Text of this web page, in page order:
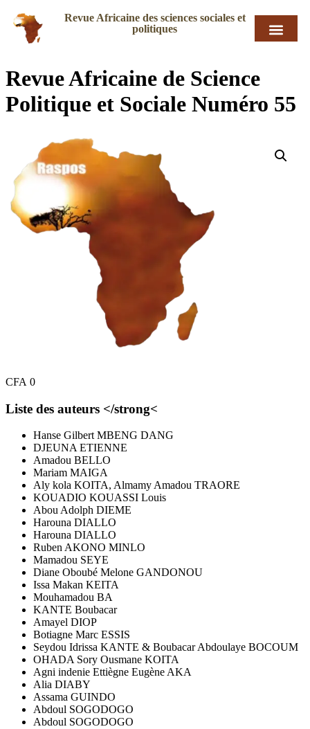
Revue Africaine des sciences sociales et
politiques
Revue Africaine de Science
Politique et Sociale Numéro 55
CFA 0
Liste des auteurs </strong<
Hanse Gilbert MBENG DANG
DJEUNA ETIENNE
Amadou BELLO
Mariam MAIGA
Aly kola KOITA, Almamy Amadou TRAORE
KOUADIO KOUASSI Louis
Abou Adolph DIEME
Harouna DIALLO
Harouna DIALLO
Ruben AKONO MINLO
Mamadou SEYE
Diane Oboubé Melone GANDONOU
Issa Makan KEITA
Mouhamadou BA
KANTE Boubacar
Amayel DIOP
Botiagne Marc ESSIS
Seydou Idrissa KANTE & Boubacar Abdoulaye BOCOUM
OHADA Sory Ousmane KOITA
Agni indenie Ettiègne Eugène AKA
Alia DIABY
Assama GUINDO
Abdoul SOGODOGO
Abdoul SOGODOGO